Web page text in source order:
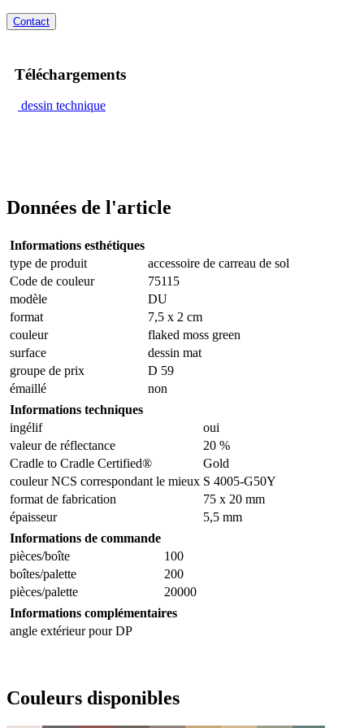
Contact
Téléchargements
dessin technique
Données de l'article
Informations esthétiques
type de produit
accessoire de carreau de sol
Code de couleur
75115
modèle
DU
format
7,5 x 2 cm
couleur
flaked moss green
surface
dessin mat
groupe de prix
D 59
émaillé
non
Informations techniques
ingélif
oui
valeur de réflectance
20 %
Cradle to Cradle Certified®
Gold
couleur NCS correspondant le mieux S 4005-G50Y
format de fabrication
75 x 20 mm
épaisseur
5,5 mm
Informations de commande
pièces/boîte
100
boîtes/palette
200
pièces/palette
20000
Informations complémentaires
angle extérieur pour DP
Couleurs disponibles